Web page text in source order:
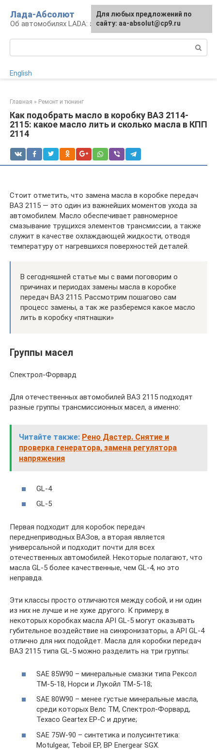
контенту
Лада-Абсолют
Об автомобилях LADA: эксплуатация и сервис
English
Главная » Ремонт и тюнинг
Как подобрать масло в коробку ВАЗ 2114-
2115: какое масло лить и сколько масла в КПП
2114
Стоит отметить, что замена масла в коробке передач
ВАЗ 2115 — это один из важнейших моментов ухода за
автомобилем. Масло обеспечивает равномерное
смазывание трущихся элементов трансмиссии, а также
служит в качестве охлаждающей жидкости, отводя
температуру от нагревшихся поверхностей деталей.
В сегодняшней статье мы с вами поговорим о
причинах и периодах замены масла в коробке
передач ВАЗ 2115. Рассмотрим пошагово сам
процесс замены, а так же разберемся какое масло
лить в коробку «пятнашки»
Группы масел
Спектрол-Форвард
Для отечественных автомобилей ВАЗ 2115 подходят
разные группы трансмиссионных масел, а именно:
Читайте также: Рено Дастер. Снятие и
проверка генератора, замена регулятора
напряжения
GL-4
GL-5
Первая подходит для коробок передач
переднеприводных ВАЗов, а вторая является
универсальной и подходит почти для всех
отечественных автомобилей. Некоторые полагают, что
масла GL-5 более качественные, чем GL-4, но это
неправда.
Эти классы просто отличаются между собой, и ни один
из них не лучше и не хуже другого. К примеру, в
некоторых коробках масла API GL-5 могут оказывать
губительное воздействие на синхронизаторы, а API GL-4
отлично для них подойдет. Масла для коробки передач
ВАЗ 2115 типа GL-5 можно разделить на три группы:
SAE 85W90 – минеральные смазки типа Рексол
ТМ-5-18, Норси и Лукойл ТМ-5-18;
SAE 80W90 – менее густые минеральные масла,
среди которых Велс ТМ, Спектрол-Форвард,
Texaco Geartex EP-C и другие;
SAE 75W-90 – синтетика и полусинтетика:
Motulgear, Teboil EP, ВР Energear SGX.
Для любых предложений по
сайту: aa-absolut@cp9.ru